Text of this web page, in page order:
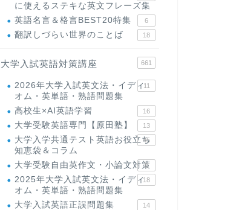
に使えるステキな英文フレーズ集
英語名言＆格言BEST20特集 6
翻訳しづらい世界のことば 18
大学入試英語対策講座 661
2026年大学入試英文法・イディ
オム・英単語・熟語問題集
11
高校生×AI英語学習 16
大学受験英語専門【原田塾】 13
大学入学共通テスト英語お役立ち
知恵袋＆コラム
45
大学受験自由英作文・小論文対策
8
2025年大学入試英文法・イディ
オム・英単語・熟語問題集
18
大学入試英語正誤問題集 14